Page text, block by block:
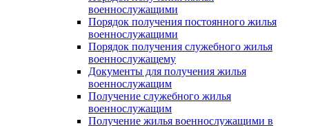
военнослужащими
Порядок получения постоянного жилья
военнослужащими
Порядок получения служебного жилья
военнослужащему
Документы для получения жилья
военнослужащим
Получение служебного жилья
военнослужащим
Получение жилья военнослужащими в